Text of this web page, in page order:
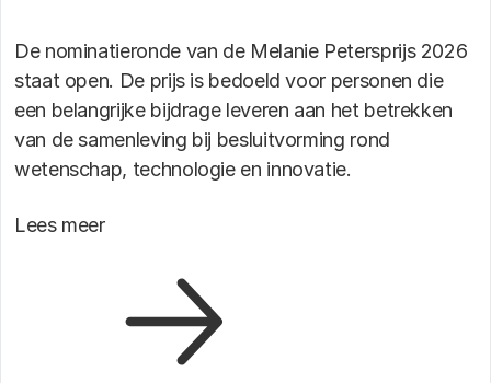
De nominatieronde van de Melanie Petersprijs 2026
staat open. De prijs is bedoeld voor personen die
een belangrijke bijdrage leveren aan het betrekken
van de samenleving bij besluitvorming rond
wetenschap, technologie en innovatie.
Lees meer